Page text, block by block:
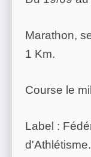
Marathon,
1 Km.
Course le
Label :